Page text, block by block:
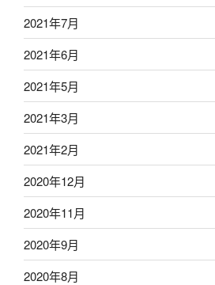
2021年7月
2021年6月
2021年5月
2021年3月
2021年2月
2020年12月
2020年11月
2020年9月
2020年8月